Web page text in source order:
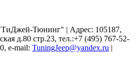
Тюнинг" | Адрес: 105187,
д.80 стр.23, тел.:+7 (495) 767-52-
e-mail: TuningJeep@yandex.ru |